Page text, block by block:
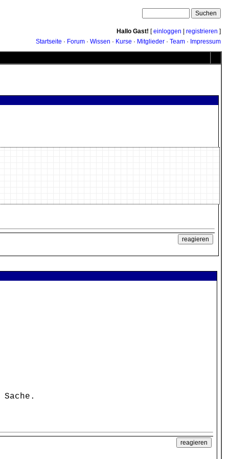
Hallo Gast! [einloggen registrieren ]
Startseite · Forum · Wissen · Kurse · Mitglieder · Team · Impressum